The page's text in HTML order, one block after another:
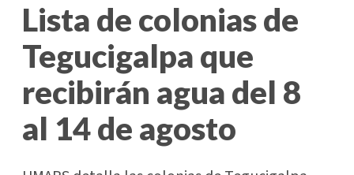
Lista de colonias de
Tegucigalpa que
recibirán agua del 8
al 14 de agosto